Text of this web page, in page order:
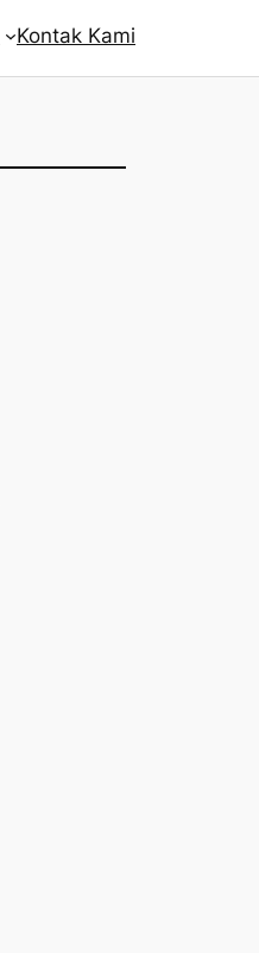
Kontak Kami